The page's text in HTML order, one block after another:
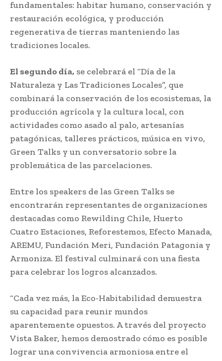
fundamentales: habitar humano, conservación y
restauración ecológica, y producción
regenerativa de tierras manteniendo las
tradiciones locales.
El segundo día, se celebrará el “Día de la
Naturaleza y Las Tradiciones Locales”, que
combinará la conservación de los ecosistemas, la
producción agrícola y la cultura local, con
actividades como asado al palo, artesanías
patagónicas, talleres prácticos, música en vivo,
Green Talks y un conversatorio sobre la
problemática de las parcelaciones.
Entre los speakers de las Green Talks se
encontrarán representantes de organizaciones
destacadas como Rewilding Chile, Huerto
Cuatro Estaciones, Reforestemos, Efecto Manada,
AREMU, Fundación Meri, Fundación Patagonia y
Armoniza. El festival culminará con una fiesta
para celebrar los logros alcanzados.
“Cada vez más, la Eco-Habitabilidad demuestra
su capacidad para reunir mundos
aparentemente opuestos. A través del proyecto
Vista Baker, hemos demostrado cómo es posible
lograr una convivencia armoniosa entre el